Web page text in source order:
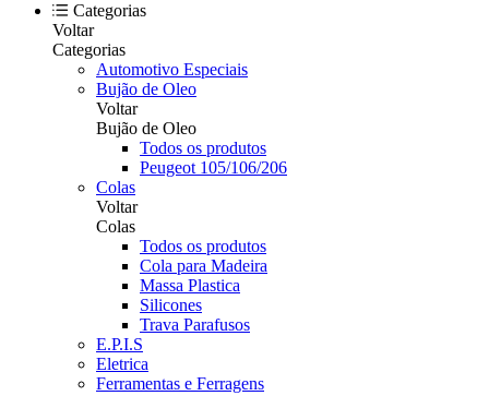
Categorias
Voltar
Categorias
Automotivo Especiais
Bujão de Oleo
Voltar
Bujão de Oleo
Todos os produtos
Peugeot 105/106/206
Colas
Voltar
Colas
Todos os produtos
Cola para Madeira
Massa Plastica
Silicones
Trava Parafusos
E.P.I.S
Eletrica
Ferramentas e Ferragens